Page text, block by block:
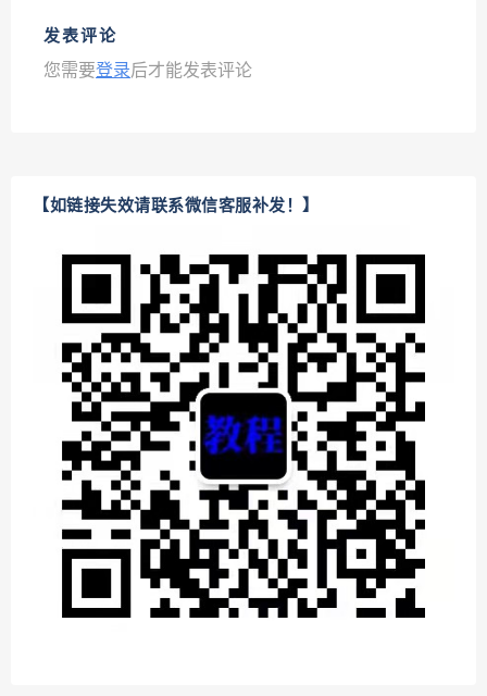
发表评论
您需要登录后才能发表评论
【如链接失效请联系微信客服补发！】